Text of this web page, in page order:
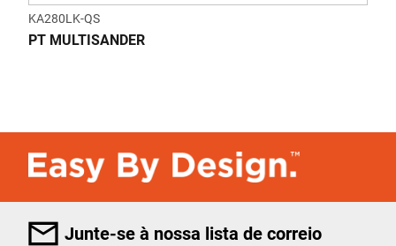
KA280LK-QS
PT MULTISANDER
Junte-se à nossa lista de correio